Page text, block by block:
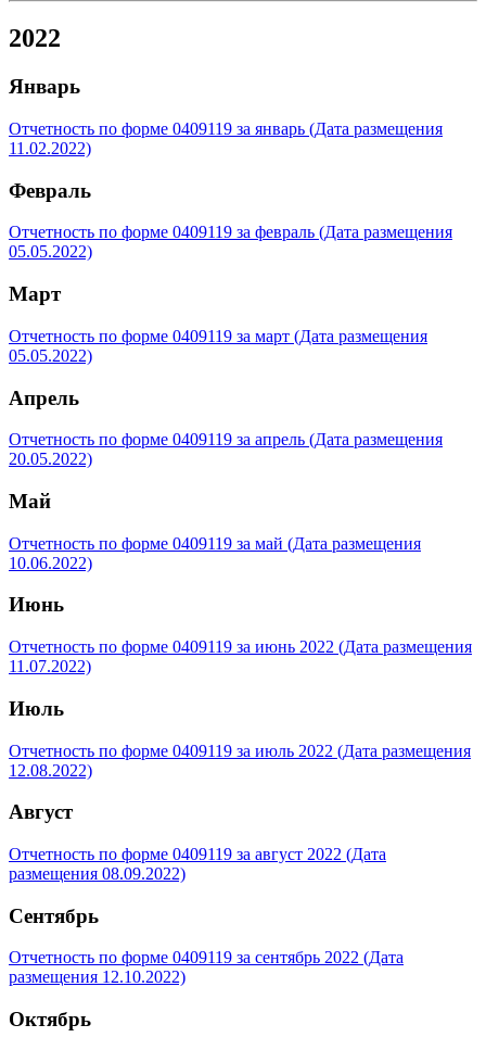
2022
Январь
Отчетность по форме 0409119 за январь (Дата размещения
11.02.2022)
Февраль
Отчетность по форме 0409119 за февраль (Дата размещения
05.05.2022)
Март
Отчетность по форме 0409119 за март (Дата размещения
05.05.2022)
Апрель
Отчетность по форме 0409119 за апрель (Дата размещения
20.05.2022)
Май
Отчетность по форме 0409119 за май (Дата размещения
10.06.2022)
Июнь
Отчетность по форме 0409119 за июнь 2022 (Дата размещения
11.07.2022)
Июль
Отчетность по форме 0409119 за июль 2022 (Дата размещения
12.08.2022)
Август
Отчетность по форме 0409119 за август 2022 (Дата
размещения 08.09.2022)
Сентябрь
Отчетность по форме 0409119 за сентябрь 2022 (Дата
размещения 12.10.2022)
Октябрь